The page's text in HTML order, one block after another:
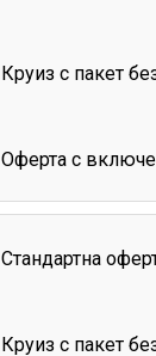
Круиз с пакет
Оферта с
Стандартна
Круиз с пакет